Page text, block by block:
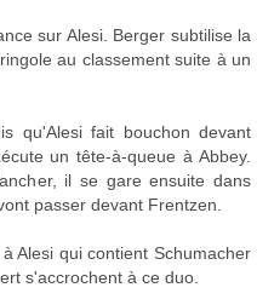
sur Alesi. Berger subtilise la
au classement suite à un
qu'Alesi fait bouchon devant
un tête-à-queue à Abbey.
il se gare ensuite dans
passer devant Frentzen.
Alesi qui contient Schumacher
s'accrochent à ce duo.